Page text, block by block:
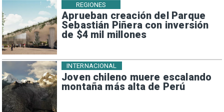
Aprueban creación del Parque
Sebastián Piñera con inversión
de $4 mil millones
REGIONES
Joven chileno muere escalando
montaña más alta de Perú
INTERNACIONAL